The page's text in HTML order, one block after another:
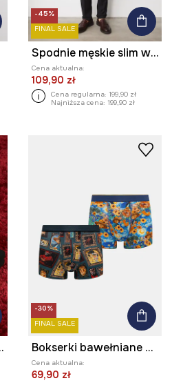
-45%
FINAL SALE
Spodnie męskie slim w kratę
Cena aktualna:
109,90 zł
Cena regularna: 199,90 zł
Najniższa cena: 199,90 zł
kolor multicolor
-30%
FINAL SALE
Bokserki bawełniane męskie z elastanem z kolekcji Dzień Kota (2-pack) kolor multicolor
Cena aktualna:
69,90 zł